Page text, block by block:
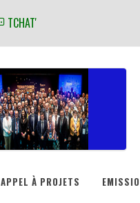
TCHAT'
APPEL À PROJETS